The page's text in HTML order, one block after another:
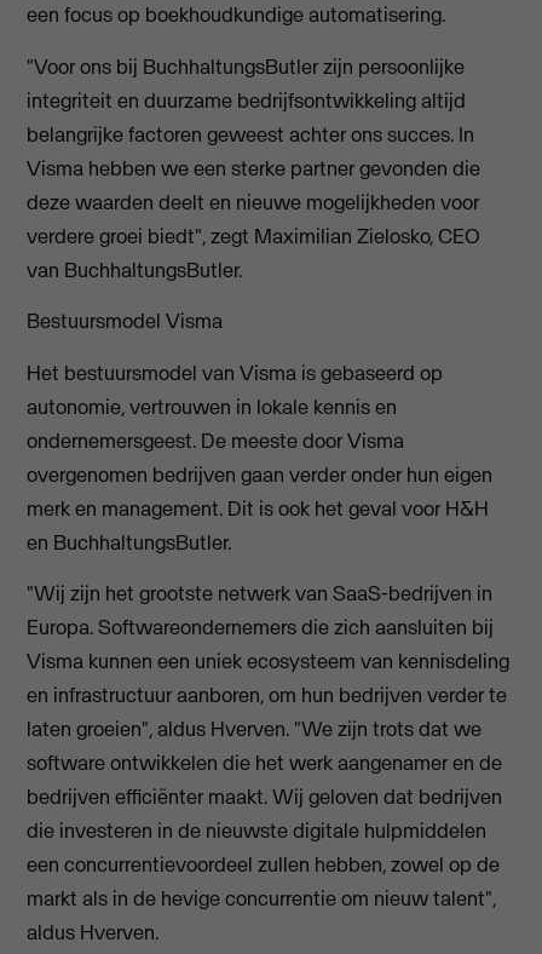
een focus op boekhoudkundige automatisering.
"Voor ons bij BuchhaltungsButler zijn persoonlijke
integriteit en duurzame bedrijfsontwikkeling altijd
belangrijke factoren geweest achter ons succes. In
Visma hebben we een sterke partner gevonden die
deze waarden deelt en nieuwe mogelijkheden voor
verdere groei biedt", zegt Maximilian Zielosko, CEO
van BuchhaltungsButler.
Bestuursmodel Visma
Het bestuursmodel van Visma is gebaseerd op
autonomie, vertrouwen in lokale kennis en
ondernemersgeest. De meeste door Visma
overgenomen bedrijven gaan verder onder hun eigen
merk en management. Dit is ook het geval voor H&H
en BuchhaltungsButler.
"Wij zijn het grootste netwerk van SaaS-bedrijven in
Europa. Softwareondernemers die zich aansluiten bij
Visma kunnen een uniek ecosysteem van kennisdeling
en infrastructuur aanboren, om hun bedrijven verder te
laten groeien", aldus Hverven. "We zijn trots dat we
software ontwikkelen die het werk aangenamer en de
bedrijven efficiënter maakt. Wij geloven dat bedrijven
die investeren in de nieuwste digitale hulpmiddelen
een concurrentievoordeel zullen hebben, zowel op de
markt als in de hevige concurrentie om nieuw talent",
aldus Hverven.